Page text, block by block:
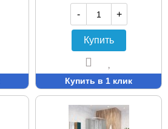
-
+
Купить
Купить в 1 клик